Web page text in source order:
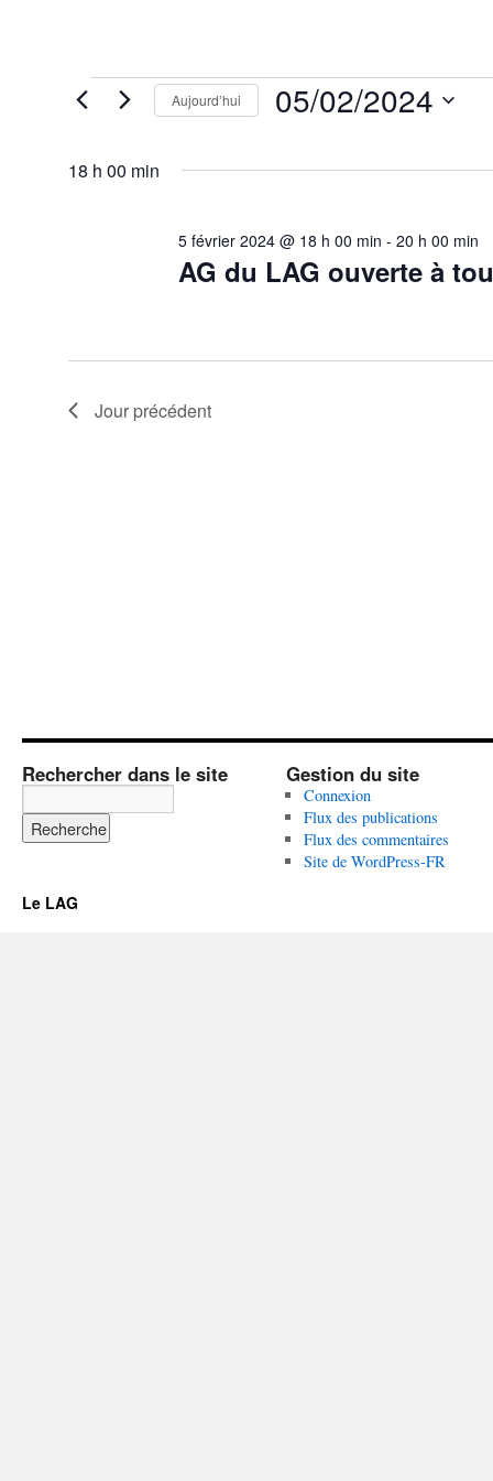
Évènements
for
2024
Aujourd’hui 05/02/2024
date.
18 h 00 min
AG du LAG ouverte à
5 février 2024 @ 18 h 00 min -20 h 00 min
Jour précédent
Rechercher dans le site Gestion du site
Connexion
Flux des publications
Flux des commentaires
Site de WordPress-FR
Le LAG